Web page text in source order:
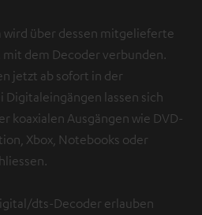
wird über dessen mitgelieferte
dem Decoder verbunden.
jetzt ab sofort in der
Digitaleingängen lassen sich
koaxialen Ausgängen wie DVD-
Xbox, Notebooks oder
dts-Decoder erlauben